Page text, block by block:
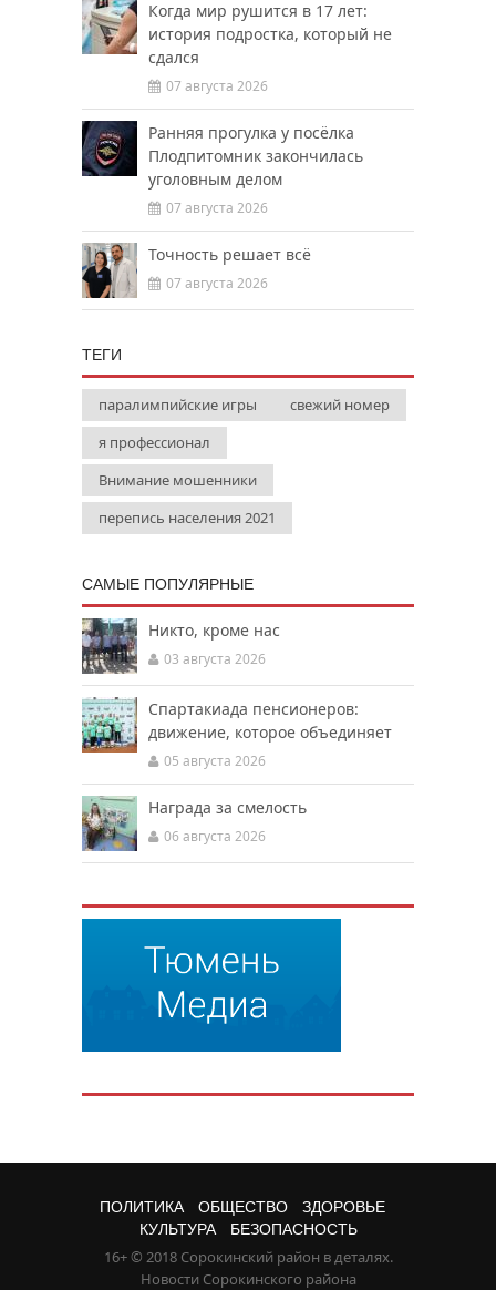
Когда мир рушится в 17 лет:
история подростка, который не
сдался
07 августа 2026
Ранняя прогулка у посёлка
Плодпитомник закончилась
уголовным делом
07 августа 2026
Точность решает всё
07 августа 2026
ТЕГИ
паралимпийские игры
свежий номер
я профессионал
Внимание мошенники
перепись населения 2021
САМЫЕ ПОПУЛЯРНЫЕ
Никто, кроме нас
03 августа 2026
Спартакиада пенсионеров:
движение, которое объединяет
05 августа 2026
Награда за смелость
06 августа 2026
ПОЛИТИКА ОБЩЕСТВО
ЗДОРОВЬЕ
КУЛЬТУРА
БЕЗОПАСНОСТЬ
16+ © 2018 Сорокинский район в деталях.
Новости Сорокинского района